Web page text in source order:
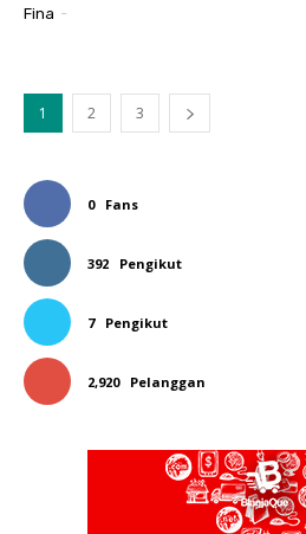
Fina -
1 2 3
0 Fans
392 Pengikut
7 Pengikut
2,920 Pelanggan